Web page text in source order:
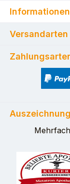
Informationen
Versandarten